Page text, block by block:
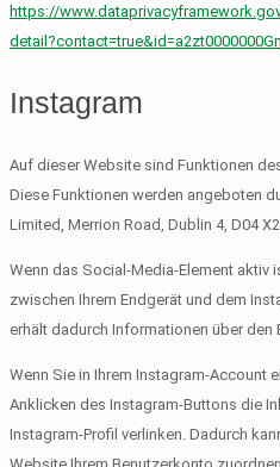
https://
Instagram
Auf dieser Website sind Funktionen
Diese Funktionen werden angeboten
Limited, Merrion Road, Dublin 4, D04
Wenn das Social-Media-Element aktiv
zwischen Ihrem Endgerät und dem
erhält dadurch Informationen über den
Wenn Sie in Ihrem Instagram-Account
Anklicken des Instagram-Buttons die
Instagram-Profil verlinken. Dadurch